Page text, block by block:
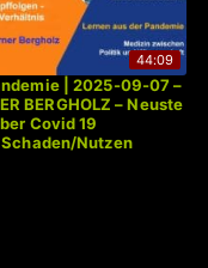
44:09
| 2025-09-07 –
BERGHOLZ – Neuste
Covid 19
Nutzen